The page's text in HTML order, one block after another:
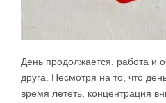
День продолжается, работа и
друга. Несмотря на то, что
время лететь, концентрация